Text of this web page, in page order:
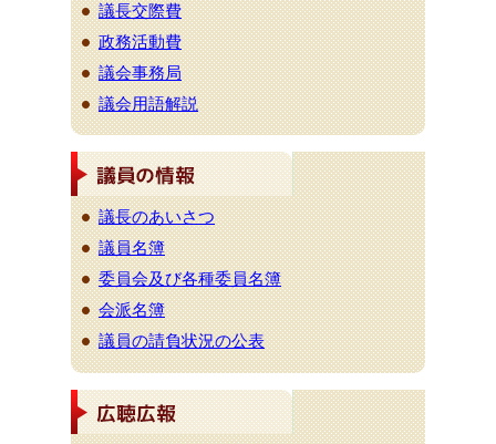
議長交際費
政務活動費
議会事務局
議会用語解説
議長のあいさつ
議員名簿
委員会及び各種委員名簿
会派名簿
議員の請負状況の公表